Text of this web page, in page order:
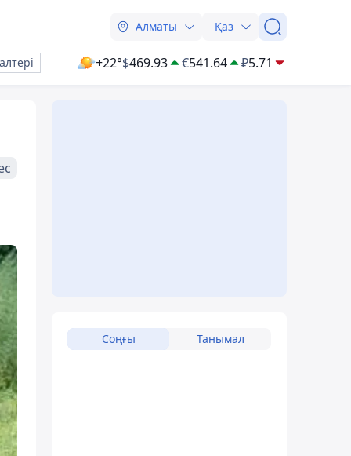
Алматы Қаз
+22°$469.93 €541.64 ₽5.71
Соңғы Танымал